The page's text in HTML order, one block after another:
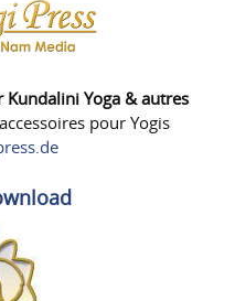
Yoga & autres
pour Yogis